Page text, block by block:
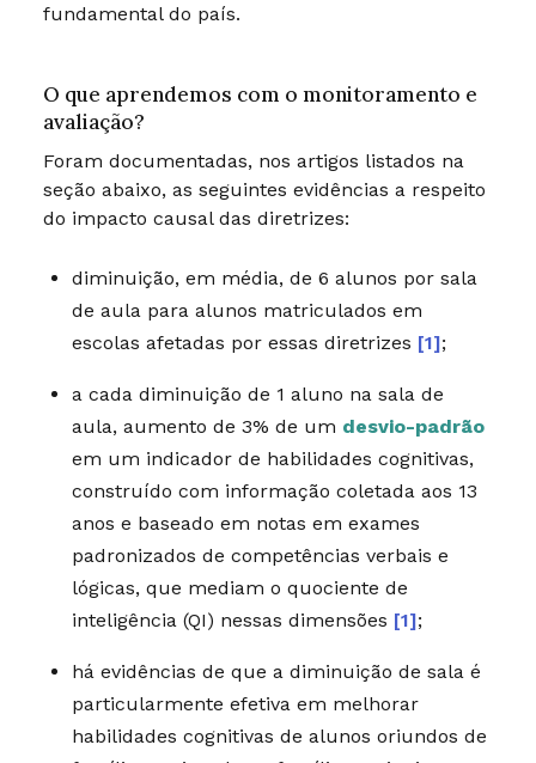
fundamental do país.
O que aprendemos com o monitoramento e
avaliação?
Foram documentadas, nos artigos listados na
seção abaixo, as seguintes evidências a respeito
do impacto causal das diretrizes:
diminuição, em média, de 6 alunos por sala
de aula para alunos matriculados em
escolas afetadas por essas diretrizes [1];
a cada diminuição de 1 aluno na sala de
aula, aumento de 3% de um desvio-padrão
em um indicador de habilidades cognitivas,
construído com informação coletada aos 13
anos e baseado em notas em exames
padronizados de competências verbais e
lógicas, que mediam o quociente de
inteligência (QI) nessas dimensões [1];
há evidências de que a diminuição de sala é
particularmente efetiva em melhorar
habilidades cognitivas de alunos oriundos de